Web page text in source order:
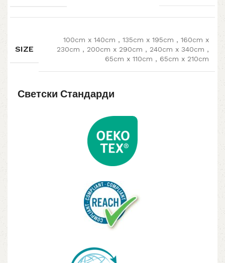
SIZE
100cm x 140cm , 135cm x 195cm , 160cm x
230cm , 200cm x 290cm , 240cm x 340cm ,
65cm x 110cm , 65cm x 210cm
Светски Стандарди